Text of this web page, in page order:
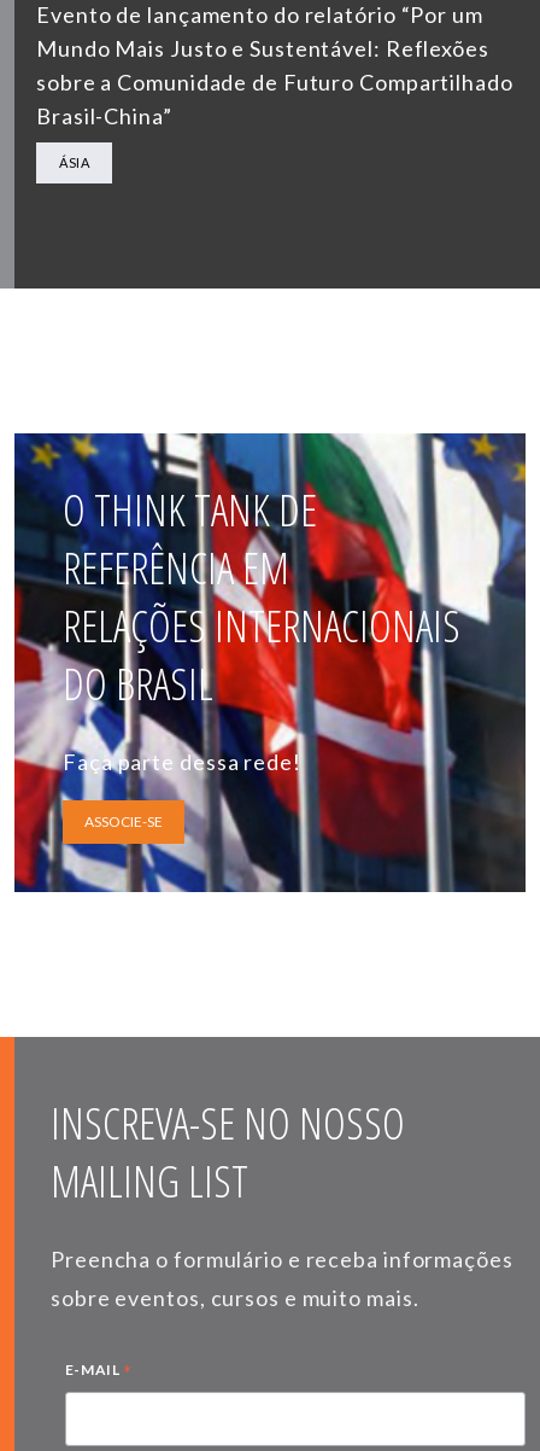
Evento de lançamento do relatório “Por um
Mundo Mais Justo e Sustentável: Reflexões
sobre a Comunidade de Futuro Compartilhado
Brasil-China”
ÁSIA
O THINK TANK DE
REFERÊNCIA EM
RELAÇÕES INTERNACIONAIS
DO BRASIL
Faça parte dessa rede!
ASSOCIE-SE
INSCREVA-SE NO NOSSO
MAILING LIST
Preencha o formulário e receba informações
sobre eventos, cursos e muito mais.
E-MAIL *